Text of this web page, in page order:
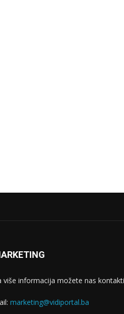
više informacija možete nas
marketing@vidiportal.ba